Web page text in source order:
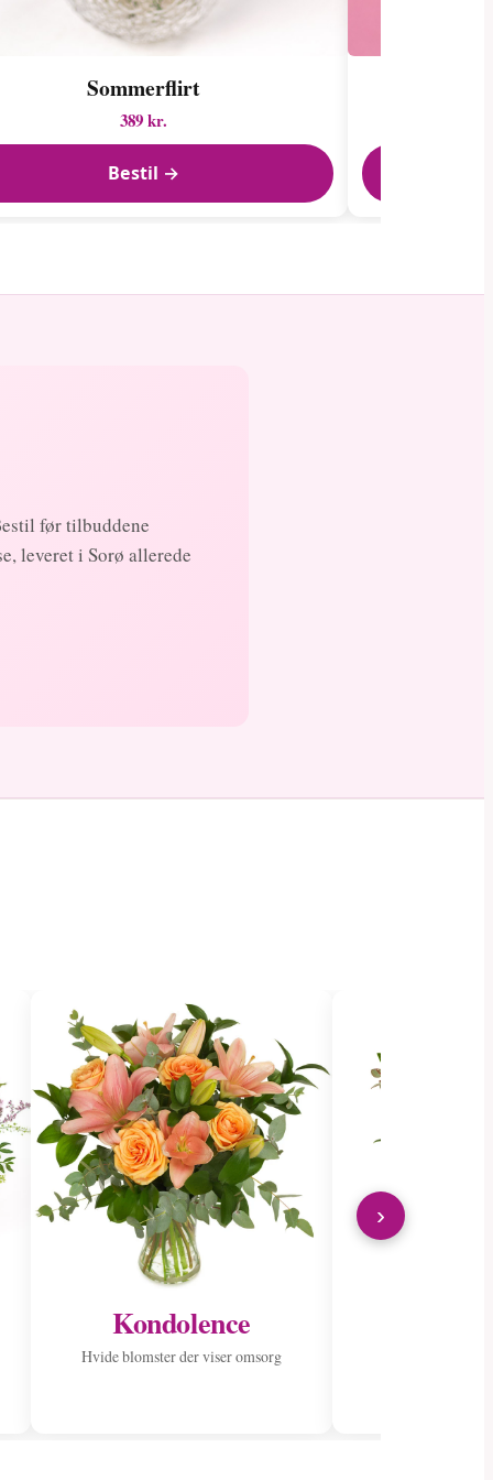
Sommerflirt
389 kr.
Bestil →
før tilbuddene
leveret i Sorø allerede
Kondolence
Hvide blomster der viser omsorg
›